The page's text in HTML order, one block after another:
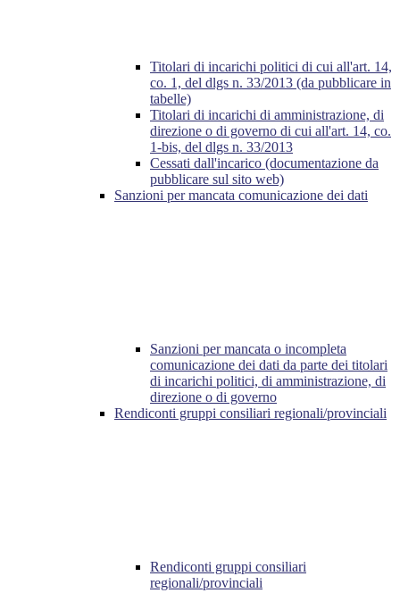
Titolari di incarichi politici di cui all'art. 14,
co. 1, del dlgs n. 33/2013 (da pubblicare in
tabelle)
Titolari di incarichi di amministrazione, di
direzione o di governo di cui all'art. 14, co.
1-bis, del dlgs n. 33/2013
Cessati dall'incarico (documentazione da
pubblicare sul sito web)
Sanzioni per mancata comunicazione dei dati
Sanzioni per mancata o incompleta
comunicazione dei dati da parte dei titolari
di incarichi politici, di amministrazione, di
direzione o di governo
Rendiconti gruppi consiliari regionali/provinciali
Rendiconti gruppi consiliari
regionali/provinciali